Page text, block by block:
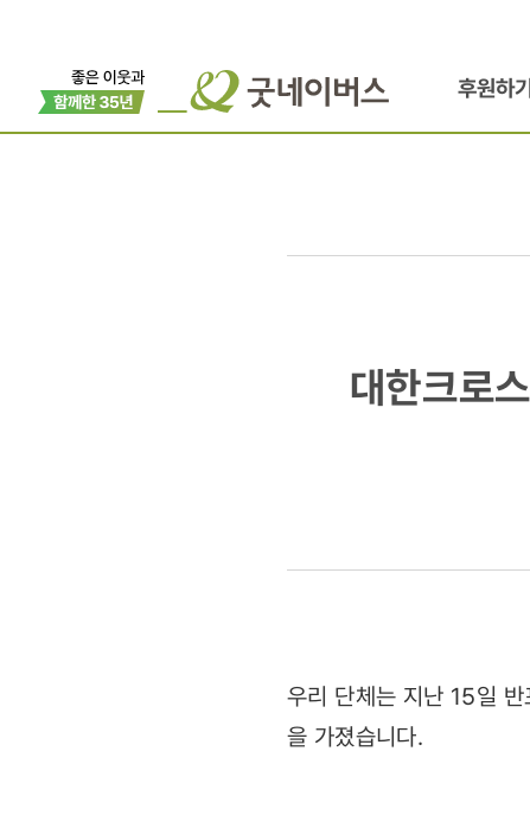
후원하기
대한크로
지원
전달
대한크로
우리 단체는 지난 15일 반
을 가졌습니다.